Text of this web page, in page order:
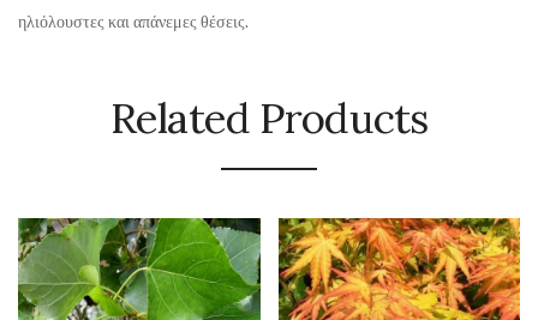
ηλιόλουστες και απάνεμες θέσεις.
Related Products